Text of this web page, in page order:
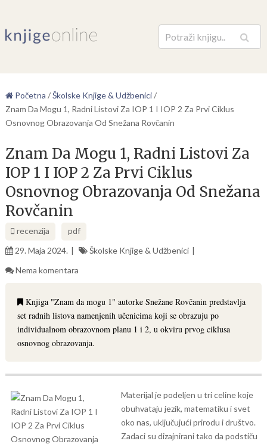
Pretraga
Početna /Školske Knjige & Udžbenici/
Znam Da Mogu 1, Radni Listovi Za IOP 1 I IOP 2 Za Prvi Ciklus
Osnovnog Obrazovanja Od Snežana Rovčanin
Znam Da Mogu 1, Radni Listovi Za
IOP 1 I IOP 2 Za Prvi Ciklus
Osnovnog Obrazovanja Od Snežana
Rovčanin
recenzija
pdf
29. Maja 2024.
Školske Knjige & Udžbenici
Nema komentara
Knjiga "Znam da mogu 1" autorke Snežane Rovčanin predstavlja
set radnih listova namenjenih učenicima koji se obrazuju po
individualnom obrazovnom planu 1 i 2, u okviru prvog ciklusa
osnovnog obrazovanja.
Materijal je podeljen u tri celine koje
obuhvataju jezik, matematiku i svet
oko nas, uključujući prirodu i društvo.
Zadaci su dizajnirani tako da podstiču